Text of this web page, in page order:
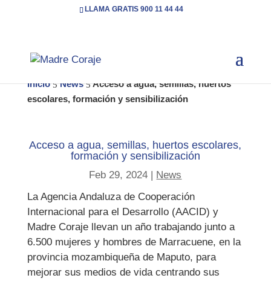
LLAMA GRATIS 900 11 44 44
Inicio 5 News 5Acceso a agua, semillas, huertos
escolares, formación y sensibilización
Acceso a agua, semillas, huertos escolares,
formación y sensibilización
Feb 29, 2024 | News
La Agencia Andaluza de Cooperación
Internacional para el Desarrollo (AACID) y
Madre Coraje llevan un año trabajando junto a
6.500 mujeres y hombres de Marracuene, en la
provincia mozambiqueña de Maputo, para
mejorar sus medios de vida centrando sus